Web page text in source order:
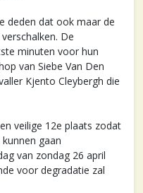
deden dat ook maar de
De
minuten voor hun
van Siebe Van Den
Kjento Cleybergh die
veilige 12e plaats zodat
gaan
van zondag 26 april
voor degradatie zal